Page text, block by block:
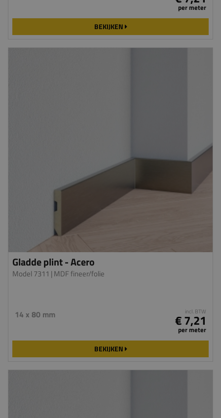
per meter
BEKIJKEN
Gladde plint - Acero
Model 7311 | MDF fineer/folie
14 x 80 mm incl. BTW
€ 7,21
per meter
BEKIJKEN